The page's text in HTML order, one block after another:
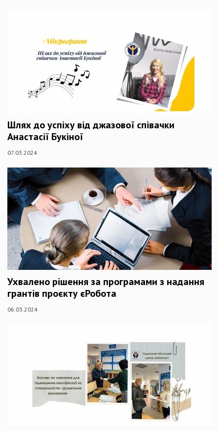
Шлях до успіху від джазової співачки
Анастасії Букіної
07.03.2024
Ухвалено рішення за програмами з надання
грантів проєкту єРобота
06.03.2024